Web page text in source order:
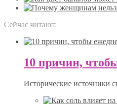
Сейчас читают:
10 причин,
Исторические источники